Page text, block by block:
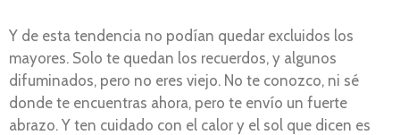
Y de esta tendencia no podían quedar excluidos los
mayores. Solo te quedan los recuerdos, y algunos
difuminados, pero no eres viejo. No te conozco, ni sé
donde te encuentras ahora, pero te envío un fuerte
abrazo. Y ten cuidado con el calor y el sol que dicen es